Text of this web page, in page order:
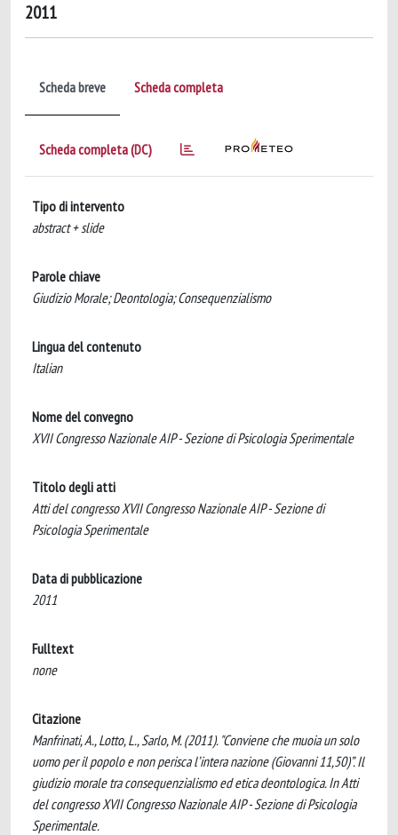
2011
Scheda breve Scheda completa
Scheda completa (DC)
Tipo di intervento
abstract + slide
Parole chiave
Giudizio Morale; Deontologia; Consequenzialismo
Lingua del contenuto
Italian
Nome del convegno
XVII Congresso Nazionale AIP - Sezione di Psicologia Sperimentale
Titolo degli atti
Atti del congresso XVII Congresso Nazionale AIP - Sezione di
Psicologia Sperimentale
Data di pubblicazione
2011
Fulltext
none
Citazione
Manfrinati, A., Lotto, L., Sarlo, M. (2011). "Conviene che muoia un solo
uomo per il popolo e non perisca l’intera nazione (Giovanni 11,50)”. Il
giudizio morale tra consequenzialismo ed etica deontologica. In Atti
del congresso XVII Congresso Nazionale AIP - Sezione di Psicologia
Sperimentale.